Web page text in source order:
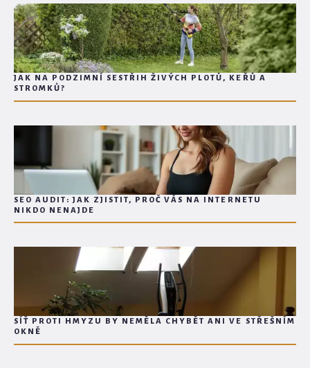
JAK NA PODZIMNÍ SESTŘIH ŽIVÝCH PLOTŮ, KEŘŮ A
STROMKŮ?
SEO AUDIT: JAK ZJISTIT, PROČ VÁS NA INTERNETU
NIKDO NENAJDE
SÍŤ PROTI HMYZU BY NEMĚLA CHYBĚT ANI VE STŘEŠNÍM
OKNĚ